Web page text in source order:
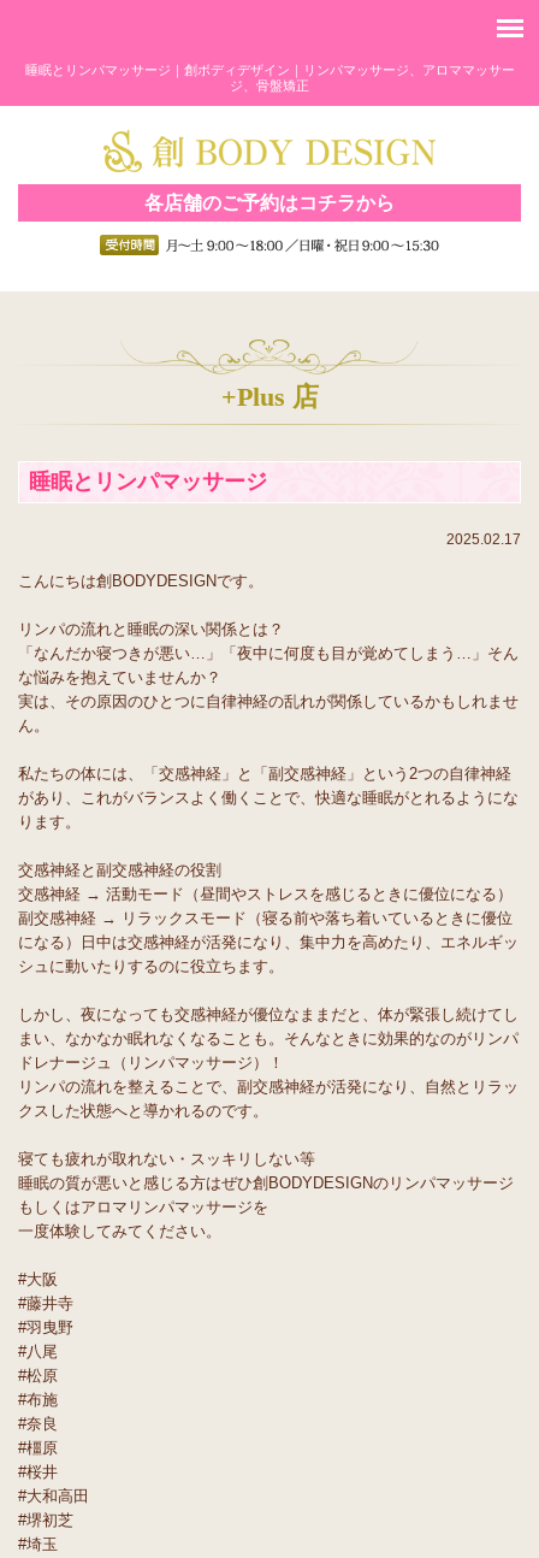
睡眠とリンパマッサージ｜創ボディデザイン｜リンパマッサージ、アロママッサー
ジ、骨盤矯正
各店舗のご予約はコチラから
+Plus 店
睡眠とリンパマッサージ
2025.02.17
こんにちは創BODYDESIGNです。
リンパの流れと睡眠の深い関係とは？
「なんだか寝つきが悪い…」「夜中に何度も目が覚めてしまう…」そん
な悩みを抱えていませんか？
実は、その原因のひとつに自律神経の乱れが関係しているかもしれませ
ん。
私たちの体には、「交感神経」と「副交感神経」という2つの自律神経
があり、これがバランスよく働くことで、快適な睡眠がとれるようにな
ります。
交感神経と副交感神経の役割
交感神経 → 活動モード（昼間やストレスを感じるときに優位になる）
副交感神経 → リラックスモード（寝る前や落ち着いているときに優位
になる）日中は交感神経が活発になり、集中力を高めたり、エネルギッ
シュに動いたりするのに役立ちます。
しかし、夜になっても交感神経が優位なままだと、体が緊張し続けてし
まい、なかなか眠れなくなることも。そんなときに効果的なのがリンパ
ドレナージュ（リンパマッサージ）！
リンパの流れを整えることで、副交感神経が活発になり、自然とリラッ
クスした状態へと導かれるのです。
寝ても疲れが取れない・スッキリしない等
睡眠の質が悪いと感じる方はぜひ創BODYDESIGNのリンパマッサージ
もしくはアロマリンパマッサージを
一度体験してみてください。
#大阪
#藤井寺
#羽曳野
#八尾
#松原
#布施
#奈良
#橿原
#桜井
#大和高田
#堺初芝
#埼玉